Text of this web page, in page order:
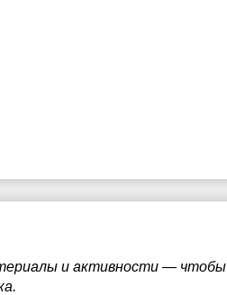
и активности — чтобы